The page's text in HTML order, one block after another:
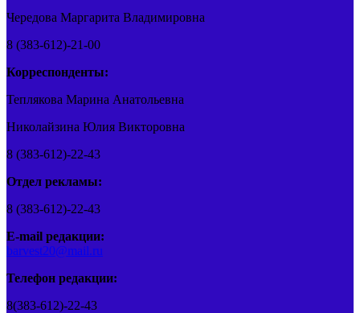
Чередова Маргарита Владимировна
8 (383-612)-21-00
Корреспонденты:
Теплякова Марина Анатольевна
Николайзина Юлия Викторовна
8 (383-612)-22-43
Отдел рекламы:
8 (383-612)-22-43
E-mail редакции:
barvest20@mail.ru
Телефон редакции:
8(383-612)-22-43